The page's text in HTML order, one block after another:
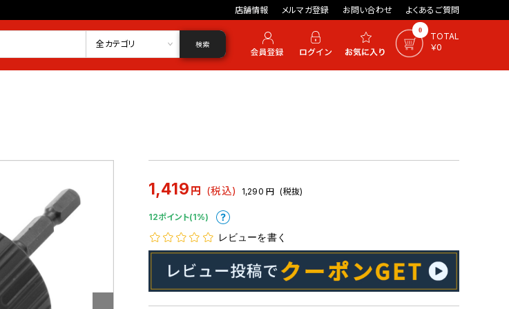
店舗情報 メルマガ登録 お問い合わせ よくあるご質問
お気に入り 0
TOTAL
￥0
全カテゴリ 検索
1,419 円 (税込) 1,290 円 (税抜)
12ポイント(1%)
レビューを書く